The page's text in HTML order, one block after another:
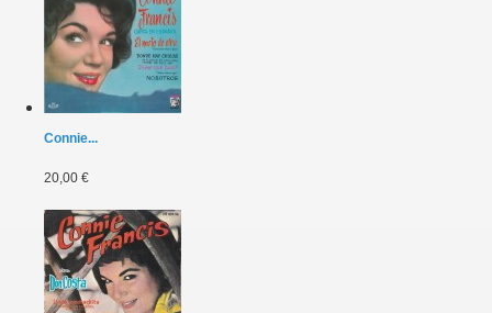
Connie...
20,00 €